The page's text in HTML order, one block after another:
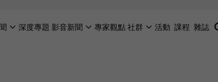
深度專題 影音新聞 專家觀點社群 活動 課程 雜誌